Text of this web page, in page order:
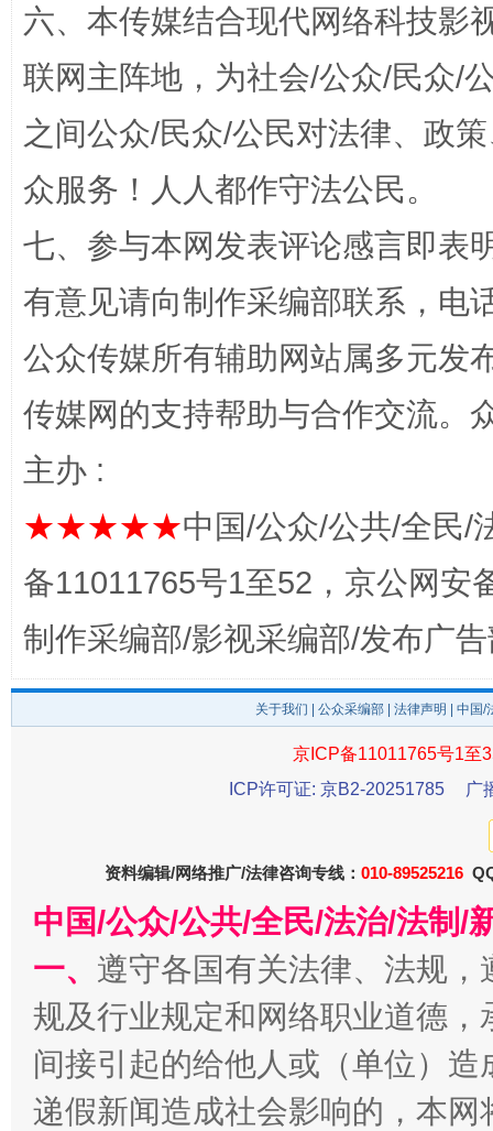
完善运行机制助力责任有效落实 一纸欠
东山县通报“牛蛙产品抗生素超标问题” 法
揭开“小金库”的免责幌子
六、本传媒结合现代网络科技影
联网主阵地，为社会/公众/民众/
之间公众/民众/公民对法律、政
众服务！人人都作守法公民。
七、参与本网发表评论感言即表
有意见请向制作采编部联系，电
公众传媒所有辅助网站属多元发
传媒网的支持帮助与合作交流。
主办 :
★★★★★中国/公众/公共/全民/
备11011765号1至52，京公网安
制作采编部/影视采编部/发布广
关于我们 公众采编部 法律声明 | 中国
京ICP备11011765号1至
ICP许可证: 京B2-20251785
广
资料编辑/网络推广/法律咨询专线： 010-89525216
中国/公众/公共/全民/法治/法制/
一、 遵守各国有关法律、法规
规及行业规定和网络职业道德
间接引起的给他人或（单位）
递假新闻造成社会影响的，本